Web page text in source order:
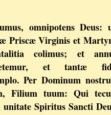
omnipotens Deus:
Priscæ Virginis et
colimus; et
et tantæ
Per Dominum
Filium tuum: Qui
Spiritus Sancti